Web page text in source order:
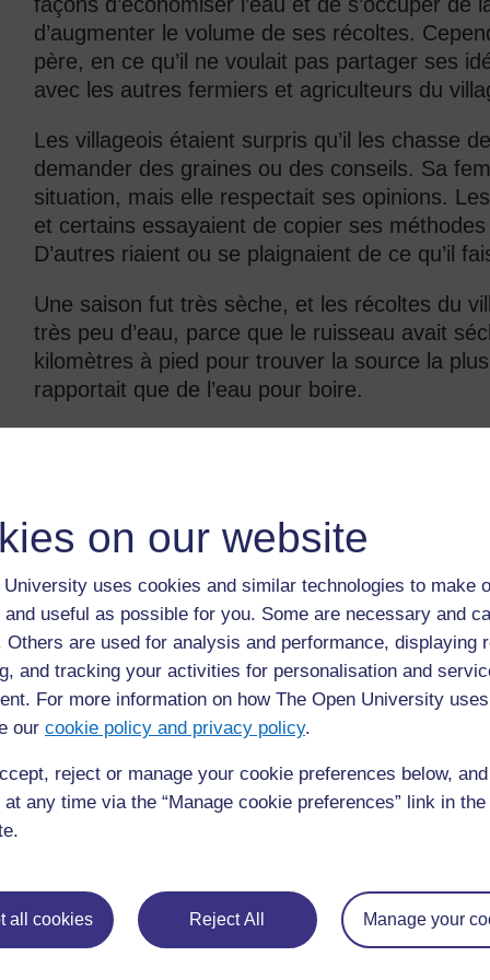
on our website
University uses cookies and similar technologies to make
useful as possible for you. Some are necessary and
Others are used for analysis and performance, displaying
and tracking your activities for personalisation and
For more information on how The Open University
our cookie policy and privacy policy.
reject or manage your cookie preferences below,
any time via the “Manage cookie preferences” link in
all cookies Reject All Manage your
d’augmenter le volume de ses récoltes.
père, en ce qu’il ne voulait pas partager ses
avec les autres fermiers et agriculteurs du
Les villageois étaient surpris qu’il les chasse
demander des graines ou des conseils. Sa
situation, mais elle respectait ses opinions.
et certains essayaient de copier ses
D’autres riaient ou se plaignaient de ce qu’il
Une saison fut très sèche, et les récoltes du
très peu d’eau, parce que le ruisseau avait
kilomètres à pied pour trouver la source la
rapportait que de l’eau pour boire.
bâches pour récupérer l’eau de pluie et la
récupérés, ce qui faisait que malgré la
poussaient aussi bien que d’habitude.
Comme le temps devenait de plus en plus
ont commencé à périr et de nombreuses
encore de persuader son mari d’aider les
persuader leur père, mais rien n'y fit – il ne
travaillé dur, que c'était à lui et que les
Cependant, un jour, un homme très maigre et
qu’il avait essayé de conserver de l’eau,